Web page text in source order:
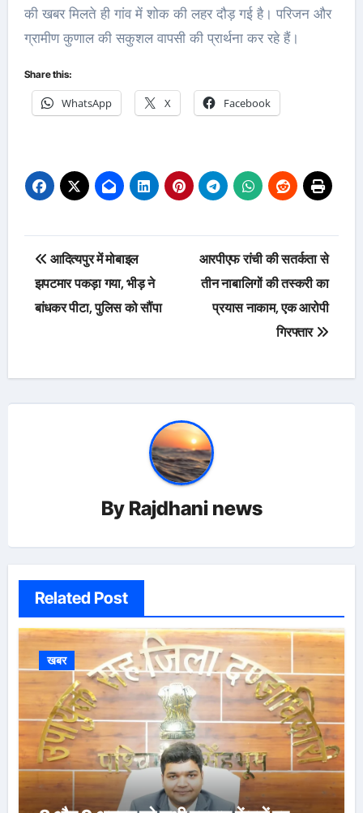
की खबर मिलते ही गांव में शोक की लहर दौड़ गई है। परिजन और
ग्रामीण कुणाल की सकुशल वापसी की प्रार्थना कर रहे हैं।
Share this:
WhatsApp X Facebook
Post
navigation
आदित्यपुर में मोबाइल
झपटमार पकड़ा गया, भीड़ ने
बांधकर पीटा, पुलिस को सौंपा
आरपीएफ रांची की सतर्कता से
तीन नाबालिगों की तस्करी का
प्रयास नाकाम, एक आरोपी
गिरफ्तार
By Rajdhani news
Related Post
खबर